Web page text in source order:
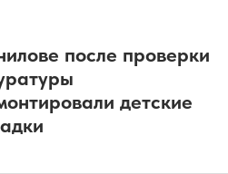
после проверки
детские